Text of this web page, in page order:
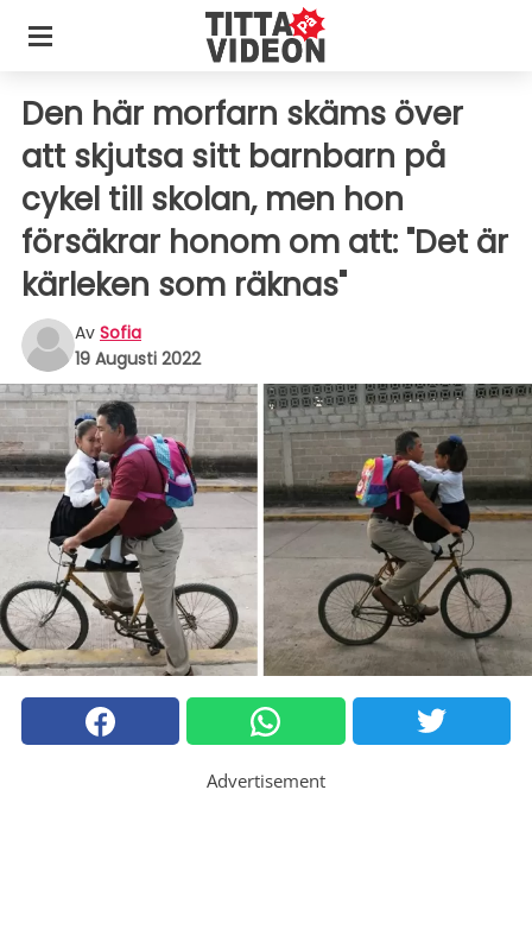
Den här morfarn skäms över
att skjutsa sitt barnbarn på
cykel till skolan, men hon
försäkrar honom om att: "Det är
kärleken som räknas"
Av Sofia
19 Augusti 2022
Advertisement